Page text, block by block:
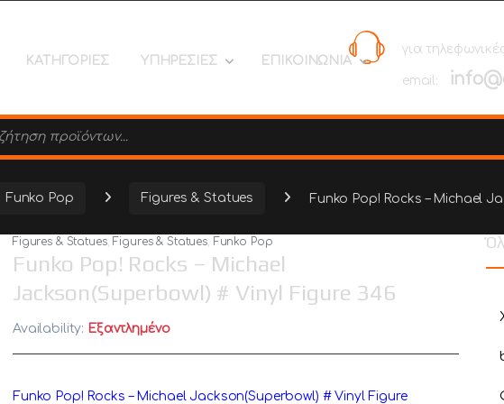
ΚΑΤΗΓΟΡΙΕΣ ΥΠΗΡΕΣΙΕΣ ΕΠΙΚΟΙΝΩΝΙΑ
για
email:
Funko Pop Figures & Statues Funko Pop! Rocks – Michael
Figures & Statues, Figures & Statues, Funko Pop
Funko Pop! Rocks – Michael
Jackson(Superbowl) # Vinyl Figure 346
Availability: Εξαντλημένο
Funko Pop! Rocks – Michael Jackson(Superbowl) # Vinyl Figure